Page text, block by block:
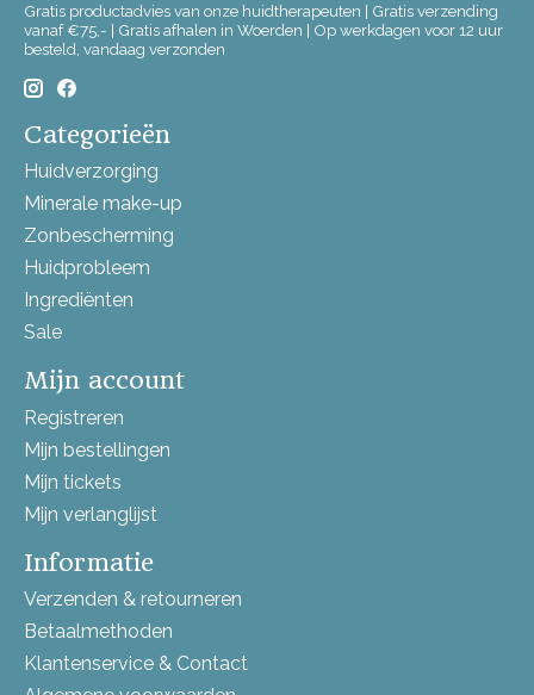
Gratis productadvies van onze huidtherapeuten | Gratis verzending
vanaf €75,- | Gratis afhalen in Woerden | Op werkdagen voor 12 uur
besteld, vandaag verzonden
Categorieën
Huidverzorging
Minerale make-up
Zonbescherming
Huidprobleem
Ingrediënten
Sale
Mijn account
Registreren
Mijn bestellingen
Mijn tickets
Mijn verlanglijst
Informatie
Verzenden & retourneren
Betaalmethoden
Klantenservice & Contact